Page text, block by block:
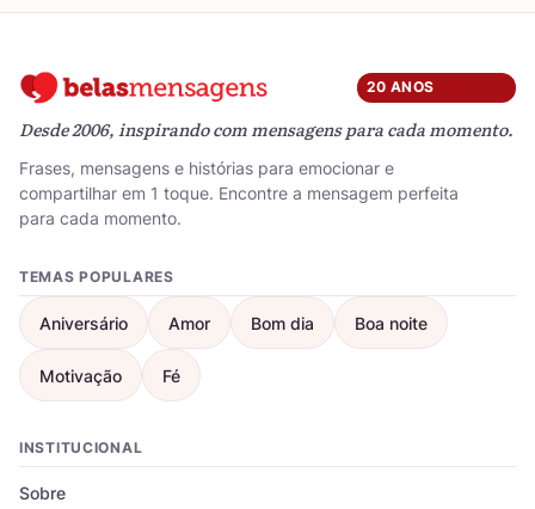
20 ANOS
Desde 2006, inspirando com mensagens para cada momento.
Frases, mensagens e histórias para emocionar e
compartilhar em 1 toque. Encontre a mensagem perfeita
para cada momento.
TEMAS POPULARES
Aniversário Amor Bom dia Boa noite
Motivação Fé
INSTITUCIONAL
Sobre